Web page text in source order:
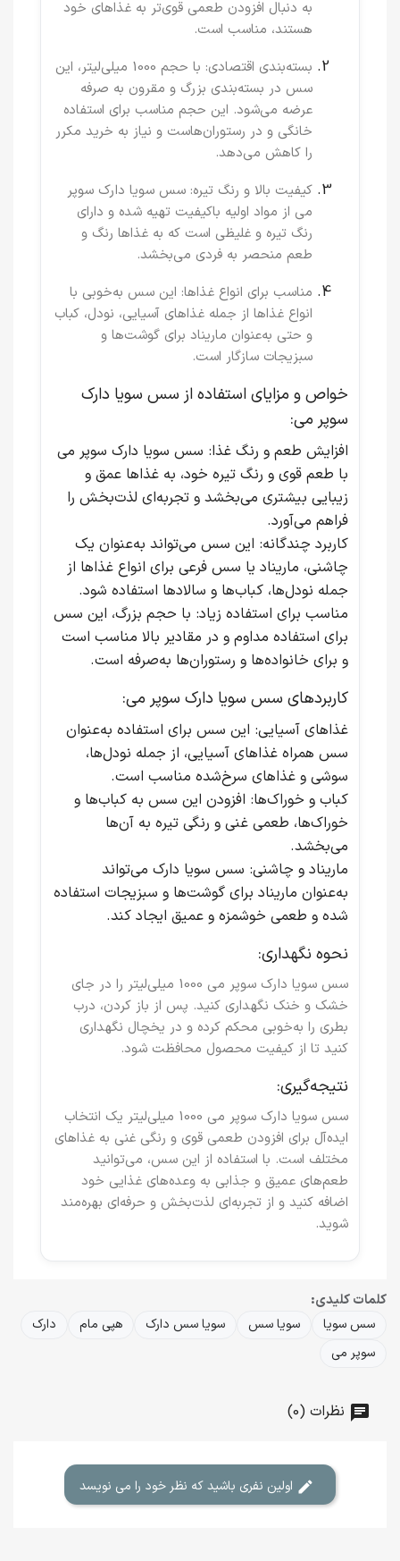
به دنبال افزودن طعمی قوی‌تر به غذاهای خود
هستند، مناسب است.
بسته‌بندی اقتصادی
: با حجم 1000 میلی‌لیتر، این
سس در بسته‌بندی بزرگ و مقرون به صرفه
عرضه می‌شود. این حجم مناسب برای استفاده
خانگی و در رستوران‌هاست و نیاز به خرید مکرر
را کاهش می‌دهد.
کیفیت بالا و رنگ تیره: سس سویا دارک سوپر
می از مواد اولیه باکیفیت تهیه شده و دارای
رنگ تیره و غلیظی است که به غذاها رنگ و
طعم منحصر به فردی می‌بخشد.
مناسب برای انواع غذاها: این سس به‌خوبی با
انواع غذاها از جمله غذاهای آسیایی، نودل، کباب
و حتی به‌عنوان ماریناد برای گوشت‌ها و
سبزیجات سازگار است.
خواص و مزایای استفاده از سس سویا دارک
سوپر می:
افزایش طعم و رنگ غذا: سس سویا دارک سوپر می
با طعم قوی و رنگ تیره خود، به غذاها عمق و
زیبایی بیشتری می‌بخشد و تجربه‌ای لذت‌بخش را
فراهم می‌آورد.
کاربرد چندگانه: این سس می‌تواند به‌عنوان یک
چاشنی، ماریناد یا سس فرعی برای انواع غذاها از
جمله نودل‌ها، کباب‌ها و سالادها استفاده شود.
مناسب برای استفاده زیاد: با حجم بزرگ، این سس
برای استفاده مداوم و در مقادیر بالا مناسب است
و برای خانواده‌ها و رستوران‌ها به‌صرفه است.
کاربردهای سس سویا دارک سوپر می:
غذاهای آسیایی: این سس برای استفاده به‌عنوان
سس همراه غذاهای آسیایی، از جمله نودل‌ها،
سوشی و غذاهای سرخ‌شده مناسب است.
کباب و خوراک‌ها: افزودن این سس به کباب‌ها و
خوراک‌ها، طعمی غنی و رنگی تیره به آن‌ها
می‌بخشد.
ماریناد و چاشنی: سس سویا دارک می‌تواند
به‌عنوان ماریناد برای گوشت‌ها و سبزیجات استفاده
شده و طعمی خوشمزه و عمیق ایجاد کند.
نحوه نگهداری:
سس سویا دارک سوپر می 1000 میلی‌لیتر را در جای
خشک و خنک نگهداری کنید. پس از باز کردن، درب
بطری را به‌خوبی محکم کرده و در یخچال نگهداری
کنید تا از کیفیت محصول محافظت شود.
نتیجه‌گیری:
سس سویا دارک سوپر می 1000 میلی‌لیتر
یک انتخاب
ایده‌آل برای افزودن طعمی قوی و رنگی غنی به غذاهای
مختلف است. با استفاده از این سس، می‌توانید
طعم‌های عمیق و جذابی به وعده‌های غذایی خود
اضافه کنید و از تجربه‌ای لذت‌بخش و حرفه‌ای بهره‌مند
شوید.
کلمات کلیدی:
سس سویا سویا سس سویا سس دارک هپی مام
دارک
سوپر می
نظرات (0)